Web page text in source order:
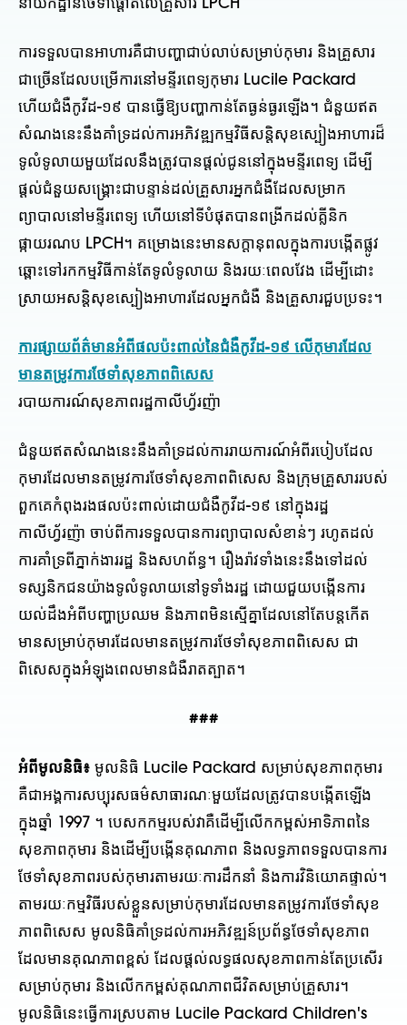
នាយកដ្ឋានថែទាំផ្តោតលើគ្រួសារ LPCH
ការទទួលបានអាហារគឺជាបញ្ហាជាប់លាប់សម្រាប់កុមារ និងគ្រួសារ
ជាច្រើនដែលបម្រើការនៅមន្ទីរពេទ្យកុមារ Lucile Packard
ហើយជំងឺកូវីដ-១៩ បានធ្វើឱ្យបញ្ហាកាន់តែធ្ងន់ធ្ងរឡើង។ ជំនួយឥត
សំណងនេះនឹងគាំទ្រដល់ការអភិវឌ្ឍកម្មវិធីសន្តិសុខស្បៀងអាហារដ៏
ទូលំទូលាយមួយដែលនឹងត្រូវបានផ្តល់ជូននៅក្នុងមន្ទីរពេទ្យ ដើម្បី
ផ្តល់ជំនួយសង្គ្រោះជាបន្ទាន់ដល់គ្រួសារអ្នកជំងឺដែលសម្រាក
ព្យាបាលនៅមន្ទីរពេទ្យ ហើយនៅទីបំផុតបានពង្រីកដល់គ្លីនិក
ផ្កាយរណប LPCH។ គម្រោងនេះមានសក្តានុពលក្នុងការបង្កើតផ្លូវ
ឆ្ពោះទៅរកកម្មវិធីកាន់តែទូលំទូលាយ និងរយៈពេលវែង ដើម្បីដោះ
ស្រាយអសន្តិសុខស្បៀងអាហារដែលអ្នកជំងឺ និងគ្រួសារជួបប្រទះ។
ការផ្សាយព័ត៌មានអំពីផលប៉ះពាល់នៃជំងឺកូវីដ-១៩ លើកុមារដែល
មានតម្រូវការថែទាំសុខភាពពិសេស
របាយការណ៍សុខភាពរដ្ឋកាលីហ្វ័រញ៉ា
ជំនួយឥតសំណងនេះនឹងគាំទ្រដល់ការរាយការណ៍អំពីរបៀបដែល
កុមារដែលមានតម្រូវការថែទាំសុខភាពពិសេស និងក្រុមគ្រួសាររបស់
ពួកគេកំពុងរងផលប៉ះពាល់ដោយជំងឺកូវីដ-១៩ នៅក្នុងរដ្ឋ
កាលីហ្វ័រញ៉ា ចាប់ពីការទទួលបានការព្យាបាលសំខាន់ៗ រហូតដល់
ការគាំទ្រពីភ្នាក់ងាររដ្ឋ និងសហព័ន្ធ។ រឿងរ៉ាវទាំងនេះនឹងទៅដល់
ទស្សនិកជនយ៉ាងទូលំទូលាយនៅទូទាំងរដ្ឋ ដោយជួយបង្កើនការ
យល់ដឹងអំពីបញ្ហាប្រឈម និងភាពមិនស្មើគ្នាដែលនៅតែបន្តកើត
មានសម្រាប់កុមារដែលមានតម្រូវការថែទាំសុខភាពពិសេស ជា
ពិសេសក្នុងអំឡុងពេលមានជំងឺរាតត្បាត។
###
អំពីមូលនិធិ៖ មូលនិធិ Lucile Packard សម្រាប់សុខភាពកុមារ
គឺជាអង្គការសប្បុរសធម៌សាធារណៈមួយដែលត្រូវបានបង្កើតឡើង
ក្នុងឆ្នាំ 1997 ។ បេសកកម្មរបស់វាគឺដើម្បីលើកកម្ពស់អាទិភាពនៃ
សុខភាពកុមារ និងដើម្បីបង្កើនគុណភាព និងលទ្ធភាពទទួលបានការ
ថែទាំសុខភាពរបស់កុមារតាមរយៈការដឹកនាំ និងការវិនិយោគផ្ទាល់។
តាមរយៈកម្មវិធីរបស់ខ្លួនសម្រាប់កុមារដែលមានតម្រូវការថែទាំសុខ
ភាពពិសេស មូលនិធិគាំទ្រដល់ការអភិវឌ្ឍន៍ប្រព័ន្ធថែទាំសុខភាព
ដែលមានគុណភាពខ្ពស់ ដែលផ្តល់លទ្ធផលសុខភាពកាន់តែប្រសើរ
សម្រាប់កុមារ និងលើកកម្ពស់គុណភាពជីវិតសម្រាប់គ្រួសារ។
មូលនិធិនេះធ្វើការស្របតាម Lucile Packard Children's